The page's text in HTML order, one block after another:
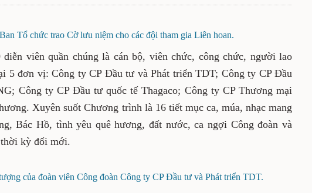
Tổ chức trao Cờ lưu niệm cho các đội tham gia Liên hoan.
viên quần chúng là cán bộ, viên chức, công chức, người lao
5 đơn vị: Công ty CP Đầu tư và Phát triển TDT; Công ty CP Đầu
Công ty CP Đầu tư quốc tế Thagaco; Công ty CP Thương mại
Xuyên suốt Chương trình là 16 tiết mục ca, múa, nhạc mang
Bác Hồ, tình yêu quê hương, đất nước, ca ngợi Công đoàn và
kỳ đổi mới.
của đoàn viên Công đoàn Công ty CP Đầu tư và Phát triển TDT.